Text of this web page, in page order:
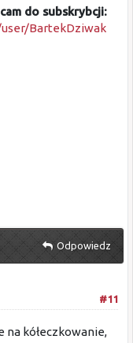
do subskrybcji:
BartekDziwak
Odpowiedz
#11
na kółeczkowanie,